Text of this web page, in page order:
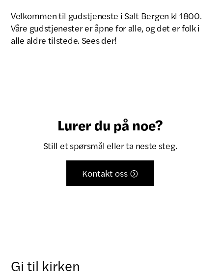
Velkommen til gudstjeneste i Salt Bergen kl 1800.
Våre gudstjenester er åpne for alle, og det er folk i
alle aldre tilstede. Sees der!
Lurer du på noe?
Still et spørsmål eller ta neste steg.
Kontakt oss 
Gi til kirken